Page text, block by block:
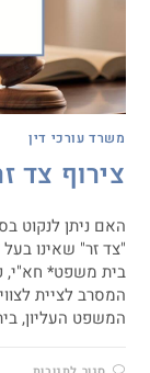
משרד עורכי דין
צירוף צד
האם ניתן לנקוט
"צד זר" שאינו בעל
המשפט העליון,